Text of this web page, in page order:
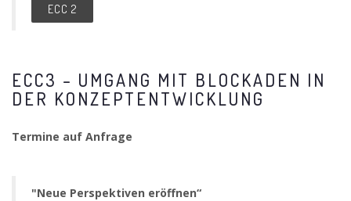
ECC 2
ECC3 – UMGANG MIT BLOCKADEN IN
DER KONZEPTENTWICKLUNG
Termine auf Anfrage
"Neue Perspektiven eröffnen“